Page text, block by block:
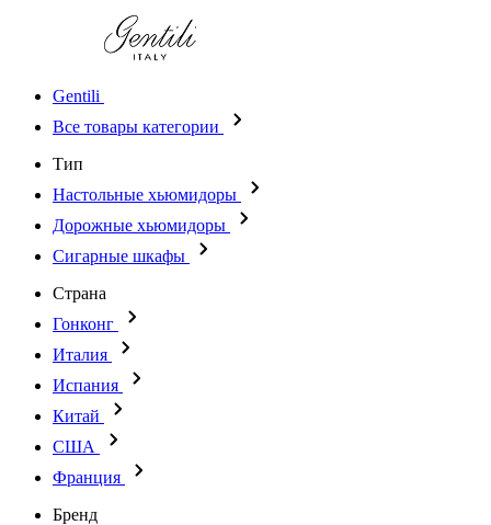
Gentili
Все товары категории
Тип
Настольные хьюмидоры
Дорожные хьюмидоры
Сигарные шкафы
Страна
Гонконг
Италия
Испания
Китай
США
Франция
Бренд